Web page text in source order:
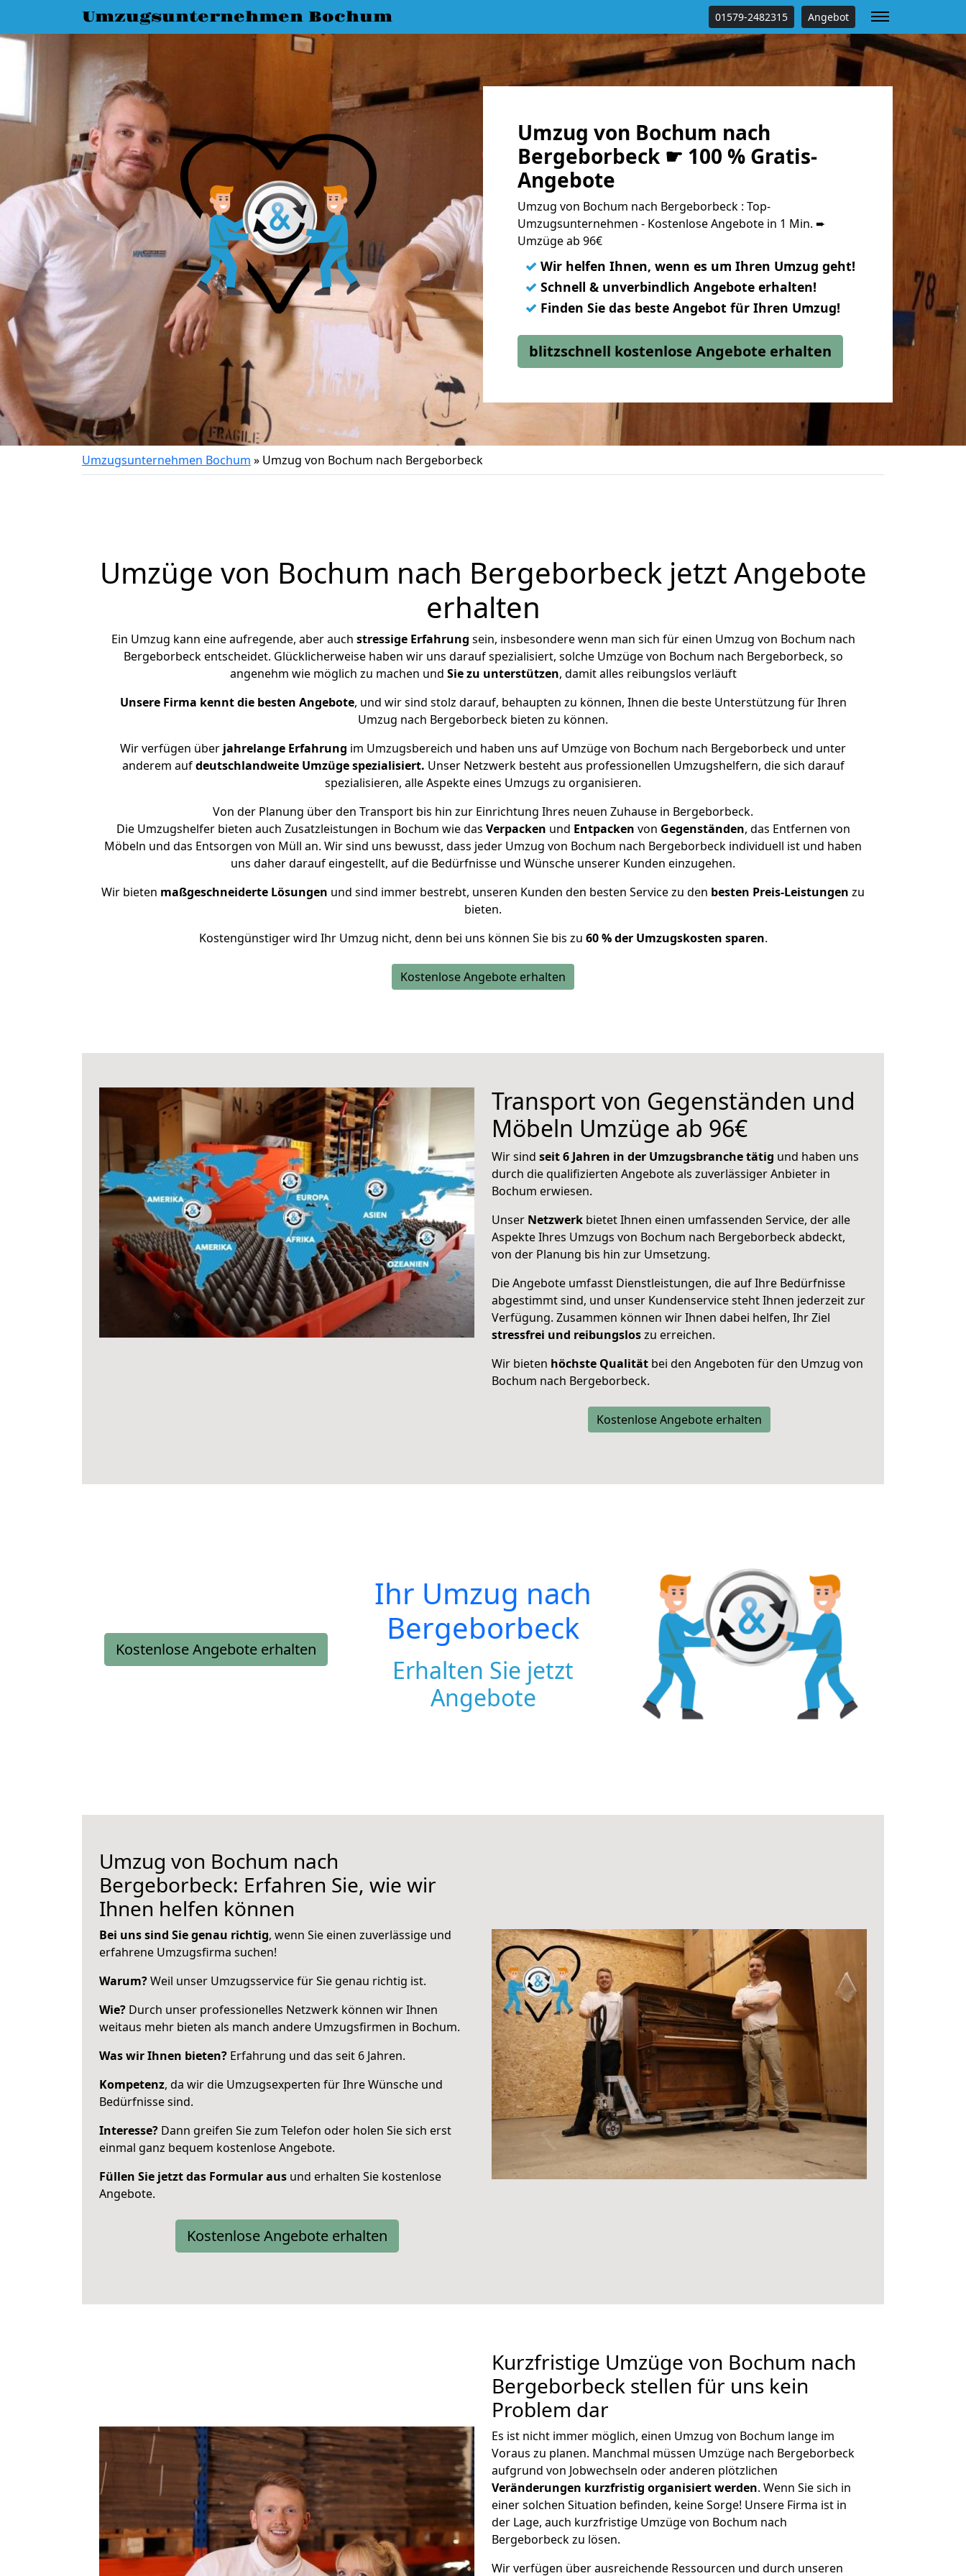
Umzugsunternehmen Bochum 01579-2482315 Angebot
Umzug von Bochum nach
Bergeborbeck ☛ 100 % Gratis-
Angebote
Umzug von Bochum nach Bergeborbeck : Top-
Umzugsunternehmen - Kostenlose Angebote in 1 Min. ➨
Umzüge ab 96€
✓ Wir helfen Ihnen, wenn es um Ihren Umzug geht!
✓ Schnell & unverbindlich Angebote erhalten!
✓ Finden Sie das beste Angebot für Ihren Umzug!
blitzschnell kostenlose Angebote erhalten
Umzugsunternehmen Bochum » Umzug von Bochum nach Bergeborbeck
Umzüge von Bochum nach Bergeborbeck jetzt Angebote
erhalten
Ein Umzug kann eine aufregende, aber auch stressige Erfahrung sein, insbesondere wenn man sich für einen Umzug von Bochum nach
Bergeborbeck entscheidet. Glücklicherweise haben wir uns darauf spezialisiert, solche Umzüge von Bochum nach Bergeborbeck, so
angenehm wie möglich zu machen und Sie zu unterstützen, damit alles reibungslos verläuft
Unsere Firma kennt die besten Angebote, und wir sind stolz darauf, behaupten zu können, Ihnen die beste Unterstützung für Ihren
Umzug nach Bergeborbeck bieten zu können.
Wir verfügen über jahrelange Erfahrung im Umzugsbereich und haben uns auf Umzüge von Bochum nach Bergeborbeck und unter
anderem aufdeutschlandweite Umzüge spezialisiert. Unser Netzwerk besteht aus professionellen Umzugshelfern, die sich darauf
spezialisieren, alle Aspekte eines Umzugs zu organisieren.
Von der Planung über den Transport bis hin zur Einrichtung Ihres neuen Zuhause in Bergeborbeck.
Die Umzugshelfer bieten auch Zusatzleistungen in Bochum wie das Verpacken und Entpacken von Gegenständen, das Entfernen von
Möbeln und das Entsorgen von Müll an. Wir sind uns bewusst, dass jeder Umzug von Bochum nach Bergeborbeck individuell ist und haben
uns daher darauf eingestellt, auf die Bedürfnisse und Wünsche unserer Kunden einzugehen.
Wir bieten maßgeschneiderte Lösungen und sind immer bestrebt, unseren Kunden den besten Service zu den besten Preis-Leistungen zu
bieten.
Kostengünstiger wird Ihr Umzug nicht, denn bei uns können Sie bis zu 60 % der Umzugskosten sparen.
Kostenlose Angebote erhalten
Transport von Gegenständen und
Möbeln Umzüge ab 96€
Wir sind seit 6 Jahren in der Umzugsbranche tätig und haben uns
durch die qualifizierten Angebote als zuverlässiger Anbieter in
Bochum erwiesen.
Unser Netzwerk bietet Ihnen einen umfassenden Service, der alle
Aspekte Ihres Umzugs von Bochum nach Bergeborbeck abdeckt,
von der Planung bis hin zur Umsetzung.
Die Angebote umfasst Dienstleistungen, die auf Ihre Bedürfnisse
abgestimmt sind, und unser Kundenservice steht Ihnen jederzeit zur
Verfügung. Zusammen können wir Ihnen dabei helfen, Ihr Ziel
stressfrei und reibungsloszu erreichen.
Wir bieten höchste Qualität bei den Angeboten für den Umzug von
Bochum nach Bergeborbeck.
Kostenlose Angebote erhalten
Kostenlose Angebote erhalten
Ihr Umzug nach
Bergeborbeck
Erhalten Sie jetzt
Angebote
Umzug von Bochum nach
Bergeborbeck: Erfahren Sie, wie wir
Ihnen helfen können
Bei uns sind Sie genau richtig, wenn Sie einen zuverlässige und
erfahrene Umzugsfirma suchen!
Warum?Weil unser Umzugsservice für Sie genau richtig ist.
Wie? Durch unser professionelles Netzwerk können wir Ihnen
weitaus mehr bieten als manch andere Umzugsfirmen in Bochum.
Was wir Ihnen bieten? Erfahrung und das seit 6 Jahren.
Kompetenz, da wir die Umzugsexperten für Ihre Wünsche und
Bedürfnisse sind.
Interesse? Dann greifen Sie zum Telefon oder holen Sie sich erst
einmal ganz bequem kostenlose Angebote.
Füllen Sie jetzt das Formular aus und erhalten Sie kostenlose
Angebote.
Kostenlose Angebote erhalten
Kurzfristige Umzüge von Bochum nach
Bergeborbeck stellen für uns kein
Problem dar
Es ist nicht immer möglich, einen Umzug von Bochum lange im
Voraus zu planen. Manchmal müssen Umzüge nach Bergeborbeck
aufgrund von Jobwechseln oder anderen plötzlichen
Veränderungen kurzfristig organisiert werden. Wenn Sie sich in
einer solchen Situation befinden, keine Sorge! Unsere Firma ist in
der Lage, auch kurzfristige Umzüge von Bochum nach
Bergeborbeck zu lösen.
Wir verfügen über ausreichende Ressourcen und durch unseren